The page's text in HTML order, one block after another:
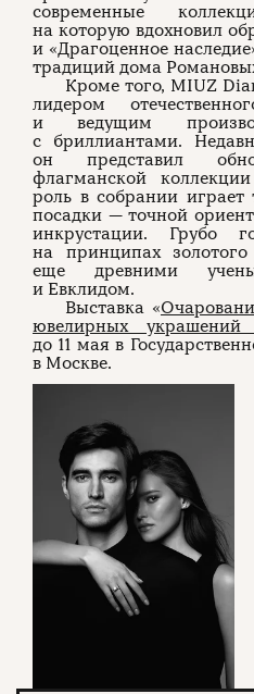
современные
на которую вдохновил
и «Драгоценное
традиций дома
Кроме того, MIUZ
лидером
и ведущим
с бриллиантами.
он представил
флагманской
роль в собрании
посадки — точной
инкрустации. Грубо
на принципах
еще древними
и Евклидом.
Выставка «
ювелирных
до 11 мая в
в Москве.